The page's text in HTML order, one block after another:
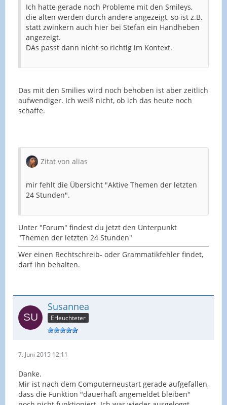
Ich hatte gerade noch Probleme mit den Smileys,
die alten werden durch andere angezeigt, so ist z.B.
statt zwinkern auch hier bei Stefan ein Handheben
angezeigt.
DAs passt dann nicht so richtig im Kontext.
Das mit den Smilies wird noch behoben ist aber zeitlich
aufwendiger. Ich weiß nicht, ob ich das heute noch
schaffe.
Zitat von alias
mir fehlt die Übersicht "Aktive Themen der letzten
24 Stunden".
Unter "Forum" findest du jetzt den Unterpunkt
"Themen der letzten 24 Stunden"
Wer einen Rechtschreib- oder Grammatikfehler findet,
darf ihn behalten.
Susannea
Erleuchteter
7. Juni 2015 12:11
Danke.
Mir ist nach dem Computerneustart gerade aufgefallen,
dass die Funktion "dauerhaft angemeldet bleiben"